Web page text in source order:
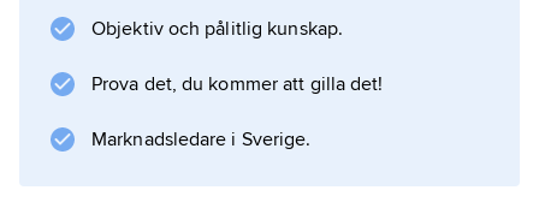
Objektiv och pålitlig kunskap.
Prova det, du kommer att gilla det!
Marknadsledare i Sverige.